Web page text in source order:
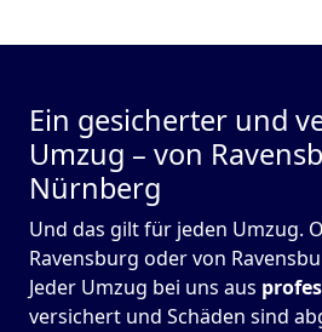
Ein gesicherter und
Umzug – von
Nürnberg
Und das gilt für jeden Umzug.
Ravensburg oder von
Jeder Umzug bei uns aus
versichert und Schäden sind